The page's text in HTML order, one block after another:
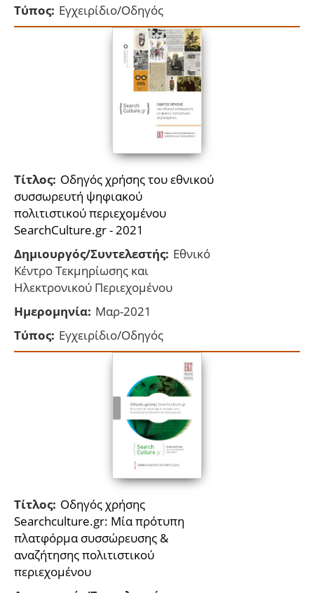
Τύπος: Εγχειρίδιο/Οδηγός
Τίτλος: Οδηγός χρήσης του εθνικού
συσσωρευτή ψηφιακού
πολιτιστικού περιεχομένου
SearchCulture.gr - 2021
Δημιουργός/Συντελεστής: Εθνικό
Κέντρο Τεκμηρίωσης και
Ηλεκτρονικού Περιεχομένου
Ημερομηνία: Μαρ-2021
Τύπος: Εγχειρίδιο/Οδηγός
Τίτλος: Οδηγός χρήσης
Searchculture.gr: Μία πρότυπη
πλατφόρμα συσσώρευσης &
αναζήτησης πολιτιστικού
περιεχομένου